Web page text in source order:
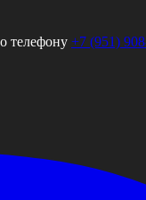
телефону +7 (951)